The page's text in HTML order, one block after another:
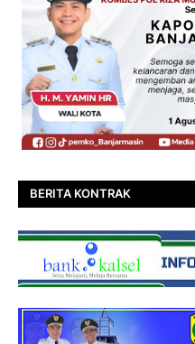
BERITA KONTRAK